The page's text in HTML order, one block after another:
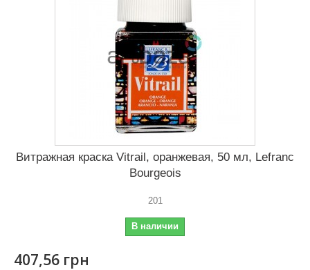
Витражная краска Vitrail, оранжевая, 50 мл, Lefranc
Bourgeois
201
В наличии
407,56 грн